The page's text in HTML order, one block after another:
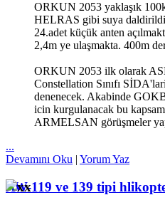
ORKUN 2053 yaklaşık
HELRAS gibi suya
24.adet küçük anten
2,4m ye ulaşmakta. 400m
ORKUN 2053 ilk olarak
Constellation Sınıfı
denenecek. Akabinde
icin kurgulanacak bu
ARMELSAN görüşmeler
...
Devamını Oku | Yorum Yaz
AW-119 ve 139 tipi